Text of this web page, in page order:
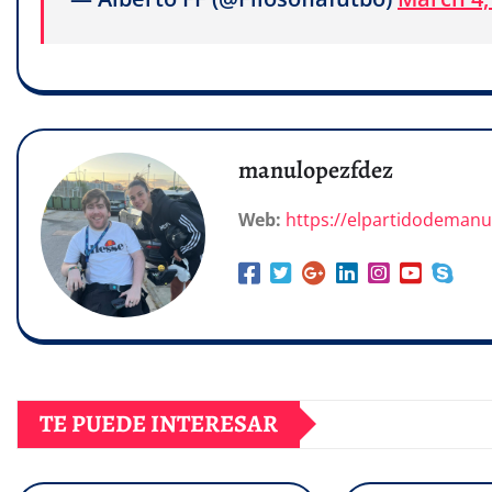
manulopezfdez
Web: https://
TE PUEDE INTERESAR